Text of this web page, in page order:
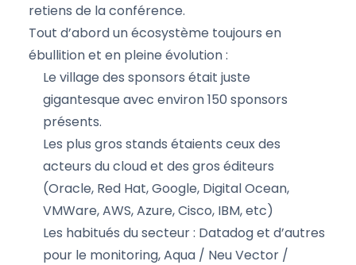
retiens de la conférence.
Tout d’abord un écosystème toujours en
ébullition et en pleine évolution :
Le village des sponsors était juste
gigantesque avec environ 150 sponsors
présents.
Les plus gros stands étaients ceux des
acteurs du cloud et des gros éditeurs
(Oracle, Red Hat, Google, Digital Ocean,
VMWare, AWS, Azure, Cisco, IBM, etc)
Les habitués du secteur : Datadog et d’autres
pour le monitoring, Aqua / Neu Vector /